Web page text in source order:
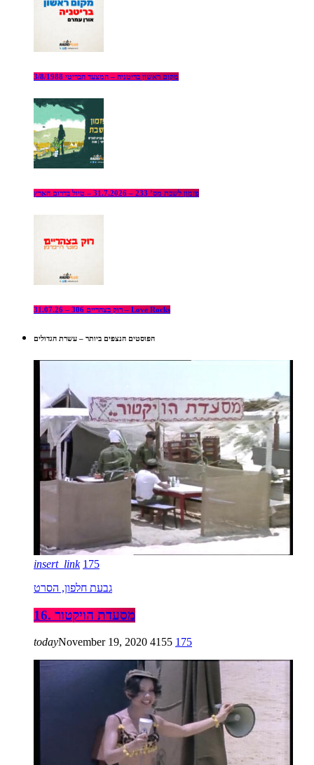
מקום ראשון בריטניה – המצעד הבריטי 3/8/1988
פזמון לשבת מס’ 233 – 31.7.2026 – טיול בדרום הארץ
רוק בצהריים 306 – 31.07.26 – Love Rocks
הפוסטים הנצפים ביותר – עשרת הגדולים
insert_link 175
גבעת חלפון, הסרט
16. מסעדת הויקטור
todayNovember 19, 2020 4155 175